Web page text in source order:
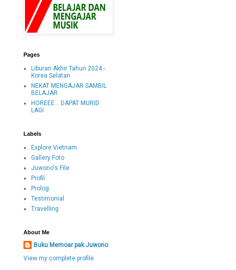
Pages
Liburan Akhir Tahun 2024 -
Korea Selatan
NEKAT MENGAJAR SAMBIL
BELAJAR
HOREEE... DAPAT MURID
LAGI
Labels
Explore Vietnam
Gallery Foto
Juwono's File
Profil
Prolog
Testimonial
Travelling
About Me
Buku Memoar pak Juwono
View my complete profile